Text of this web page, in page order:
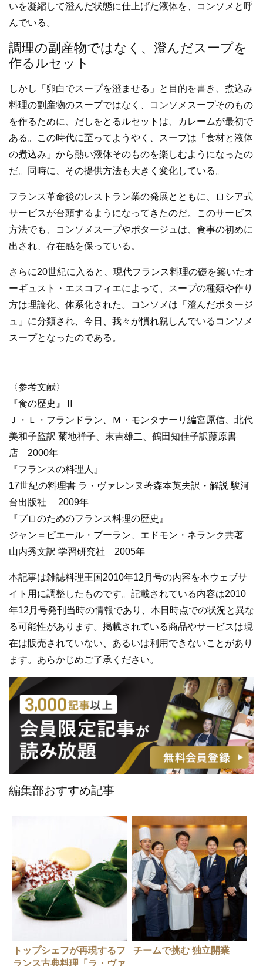
いを凝縮して澄んだ状態に仕上げた液体を、コンソメと呼
んでいる。
調理の副産物ではなく、澄んだスープを
作るルセット
しかし「卵白でスープを澄ませる」と目的を書き、煮込み
料理の副産物のスープではなく、コンソメスープそのもの
を作るために、だしをとるルセットは、カレームが最初で
ある。この時代に至ってようやく、スープは「食材と液体
の煮込み」から熱い液体そのものを楽しむようになったの
だ。同時に、その提供方法も大きく変化している。
フランス革命後のレストラン業の発展とともに、ロシア式
サービスが台頭するようになってきたのだ。このサービス
方法でも、コンソメスープやポタージュは、食事の初めに
出され、存在感を保っている。
さらに20世紀に入ると、現代フランス料理の礎を築いたオ
ーギュスト・エスコフィエによって、スープの種類や作り
方は理論化、体系化された。コンソメは「澄んだポタージ
ュ」に分類され、今日、我々が慣れ親しんでいるコンソメ
スープとなったのである。
〈参考文献〉
『食の歴史』Ⅱ
Ｊ・Ｌ・フランドラン、Ｍ・モンタナーリ編宮原信、北代
美和子監訳 菊地祥子、末吉雄二、鶴田知佳子訳藤原書
店 2000年
『フランスの料理人』
17世紀の料理書 ラ・ヴァレンヌ著森本英夫訳・解説 駿河
台出版社 2009年
『プロのためのフランス料理の歴史』
ジャン＝ピエール・プーラン、エドモン・ネランク共著
山内秀文訳 学習研究社 2005年
本記事は雑誌料理王国2010年12月号の内容を本ウェブサ
イト用に調整したものです。記載されている内容は2010
年12月号発刊当時の情報であり、本日時点での状況と異な
る可能性があります。掲載されている商品やサービスは現
在は販売されていない、あるいは利用できないことがあり
ます。あらかじめご了承ください。
編集部おすすめ記事
トップシェフが再現するフ
ランス古典料理「ラ・ヴァ
チームで挑む 独立開業